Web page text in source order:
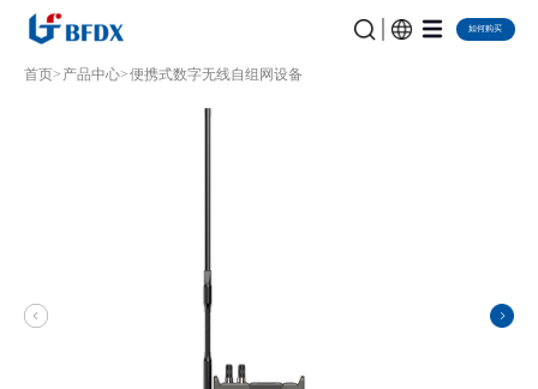
如何购买
首页 产品中心 便携式数字无线自组网设备